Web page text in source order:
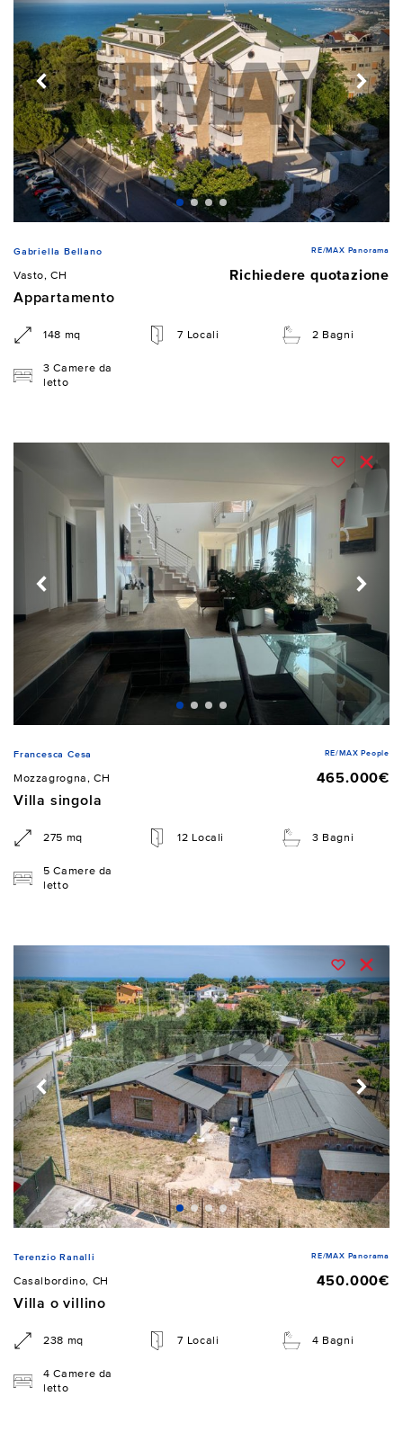
Gabriella Bellano RE/MAX Panorama
Vasto, CH
Richiedere quotazione
Appartamento
148 mq 7 Locali 2 Bagni
3 Camere da
letto
Francesca Cesa RE/MAX People
Mozzagrogna, CH
465.000€
Villa singola
275 mq 12 Locali 3 Bagni
5 Camere da
letto
Terenzio Ranalli RE/MAX Panorama
Casalbordino, CH
450.000€
Villa o villino
238 mq 7 Locali 4 Bagni
4 Camere da
letto